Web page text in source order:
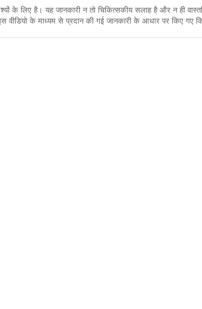
के लिए है। यह जानकारी न तो चिकित्सकीय सलाह है और न ही
के माध्यम से प्रदान की गई जानकारी के आधार पर किए गए किसी